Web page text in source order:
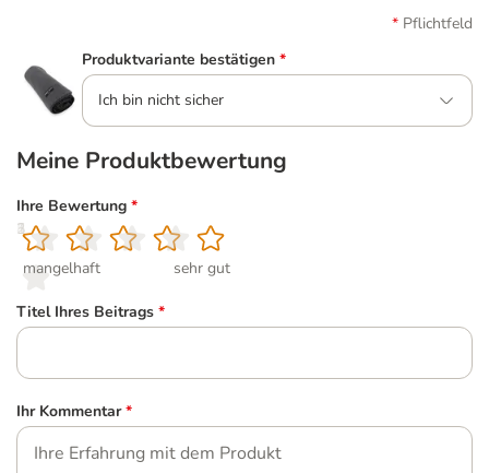
Pflichtfeld
Produktvariante bestätigen *
Ich bin nicht sicher
Meine Produktbewertung
Ihre Bewertung *
1
mangelhaft
2
3
4
5
sehr gut
Titel Ihres Beitrags *
Ihr Kommentar *